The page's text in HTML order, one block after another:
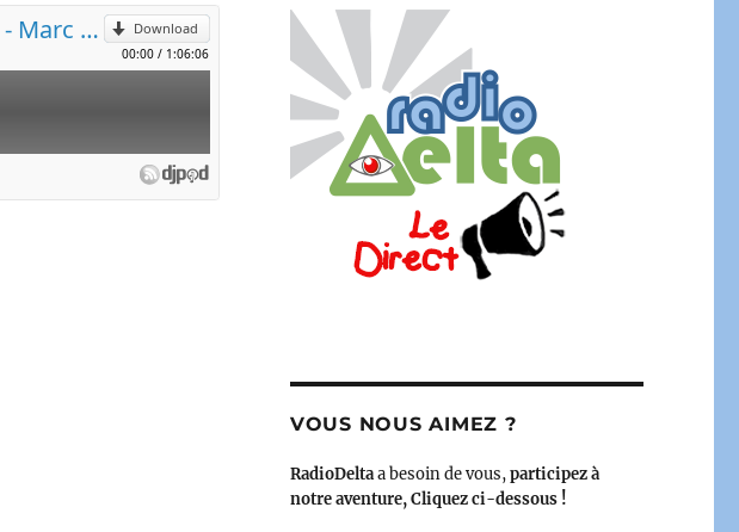
Alpozzo, Petit traité de vertu – 11 décembre 2025 »
VOUS NOUS AIMEZ ?
RadioDeltaa besoin de vous,participez à
notre aventure, Cliquez ci-dessous !